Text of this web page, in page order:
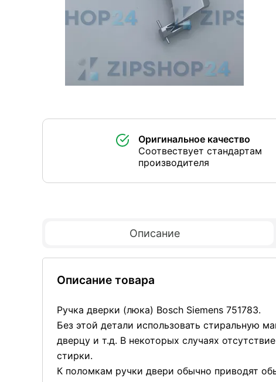
Оригинальное качество
Соотвествует стандартам
производителя
Описание
Описание товара
Ручка дверки (люка) Bosch Siemens 751783.
Без этой детали использовать стиральную
дверцу и т.д. В некоторых случаях
стирки.
К поломкам ручки двери обычно приводят